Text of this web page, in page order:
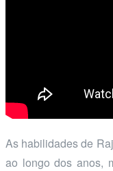
As habilidades de
ao longo dos anos,